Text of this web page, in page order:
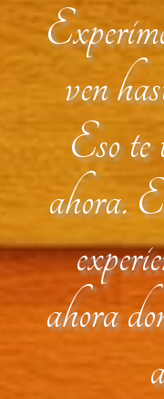
ven
Eso
ahora.
ahora